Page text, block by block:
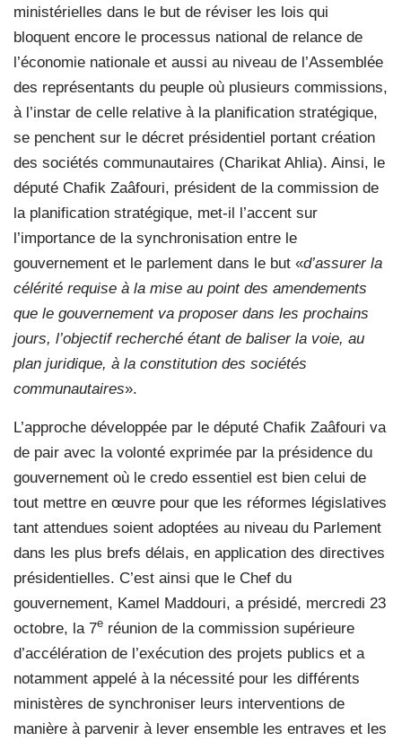
ministérielles dans le but de réviser les lois qui
bloquent encore le processus national de relance de
l’économie nationale et aussi au niveau de l’Assemblée
des représentants du peuple où plusieurs commissions,
à l’instar de celle relative à la planification stratégique,
se penchent sur le décret présidentiel portant création
des sociétés communautaires (Charikat Ahlia). Ainsi, le
député Chafik Zaâfouri, président de la commission de
la planification stratégique, met-il l’accent sur
l’importance de la synchronisation entre le
gouvernement et le parlement dans le but «d’assurer la
célérité requise à la mise au point des amendements
que le gouvernement va proposer dans les prochains
jours, l’objectif recherché étant de baliser la voie, au
plan juridique, à la constitution des sociétés
communautaires».
L’approche développée par le député Chafik Zaâfouri va
de pair avec la volonté exprimée par la présidence du
gouvernement où le credo essentiel est bien celui de
tout mettre en œuvre pour que les réformes législatives
tant attendues soient adoptées au niveau du Parlement
dans les plus brefs délais, en application des directives
présidentielles. C’est ainsi que le Chef du
gouvernement, Kamel Maddouri, a présidé, mercredi 23
octobre, la 7e réunion de la commission supérieure
d’accélération de l’exécution des projets publics et a
notamment appelé à la nécessité pour les différents
ministères de synchroniser leurs interventions de
manière à parvenir à lever ensemble les entraves et les